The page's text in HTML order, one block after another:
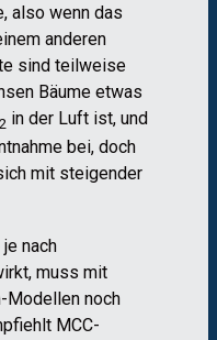
also wenn das
anderen
sind teilweise
Bäume etwas
2 in der Luft ist, und
bei, doch
mit steigender
nach
muss mit
noch
MCC-